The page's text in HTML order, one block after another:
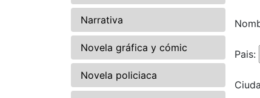
Narrativa
Novela gráfica y cómic
Novela policiaca
Pais: